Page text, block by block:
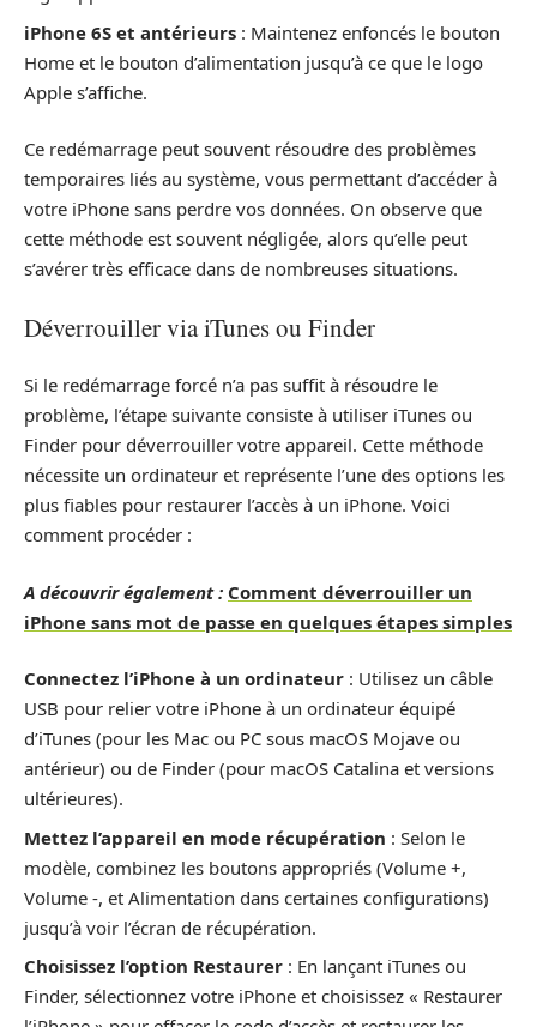
iPhone 6S et antérieurs : Maintenez enfoncés le bouton
Home et le bouton d’alimentation jusqu’à ce que le logo
Apple s’affiche.
Ce redémarrage peut souvent résoudre des problèmes
temporaires liés au système, vous permettant d’accéder à
votre iPhone sans perdre vos données. On observe que
cette méthode est souvent négligée, alors qu’elle peut
s’avérer très efficace dans de nombreuses situations.
Déverrouiller via iTunes ou Finder
Si le redémarrage forcé n’a pas suffit à résoudre le
problème, l’étape suivante consiste à utiliser iTunes ou
Finder pour déverrouiller votre appareil. Cette méthode
nécessite un ordinateur et représente l’une des options les
plus fiables pour restaurer l’accès à un iPhone. Voici
comment procéder :
A découvrir également : Comment déverrouiller un
iPhone sans mot de passe en quelques étapes simples
Connectez l’iPhone à un ordinateur : Utilisez un câble
USB pour relier votre iPhone à un ordinateur équipé
d’iTunes (pour les Mac ou PC sous macOS Mojave ou
antérieur) ou de Finder (pour macOS Catalina et versions
ultérieures).
Mettez l’appareil en mode récupération : Selon le
modèle, combinez les boutons appropriés (Volume +,
Volume -, et Alimentation dans certaines configurations)
jusqu’à voir l’écran de récupération.
Choisissez l’option Restaurer : En lançant iTunes ou
Finder, sélectionnez votre iPhone et choisissez « Restaurer